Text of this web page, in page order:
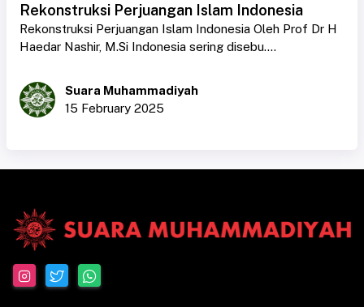
Rekonstruksi Perjuangan Islam Indonesia
Rekonstruksi Perjuangan Islam Indonesia Oleh Prof Dr H
Haedar Nashir, M.Si Indonesia sering disebu....
Suara Muhammadiyah
15 February 2025